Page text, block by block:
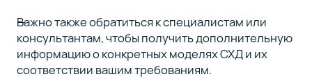
Важно также обратиться к специалистам или
консультантам, чтобы получить дополнительную
информацию о конкретных моделях СХД и их
соответствии вашим требованиям.